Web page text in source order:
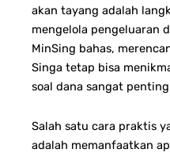
akan tayang adalah
mengelola pengeluaran
MinSing bahas,
Singa tetap bisa
soal dana sangat
Salah satu cara praktis
adalah memanfaatkan